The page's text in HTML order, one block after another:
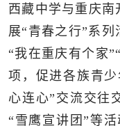
西藏中学与重庆南
展“青春之行”系
“我在重庆有个家
项，促进各族青
心连心”交流交往
“雪鹰宣讲团”等